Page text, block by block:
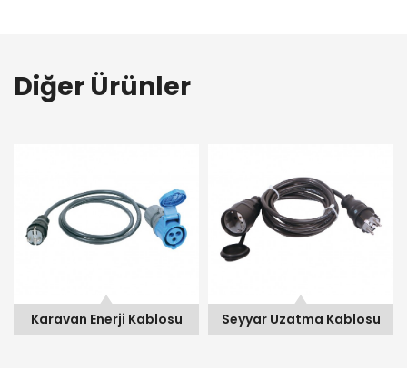
Diğer Ürünler
Seyyar Uzatma Kablosu Seyyar Uzatma